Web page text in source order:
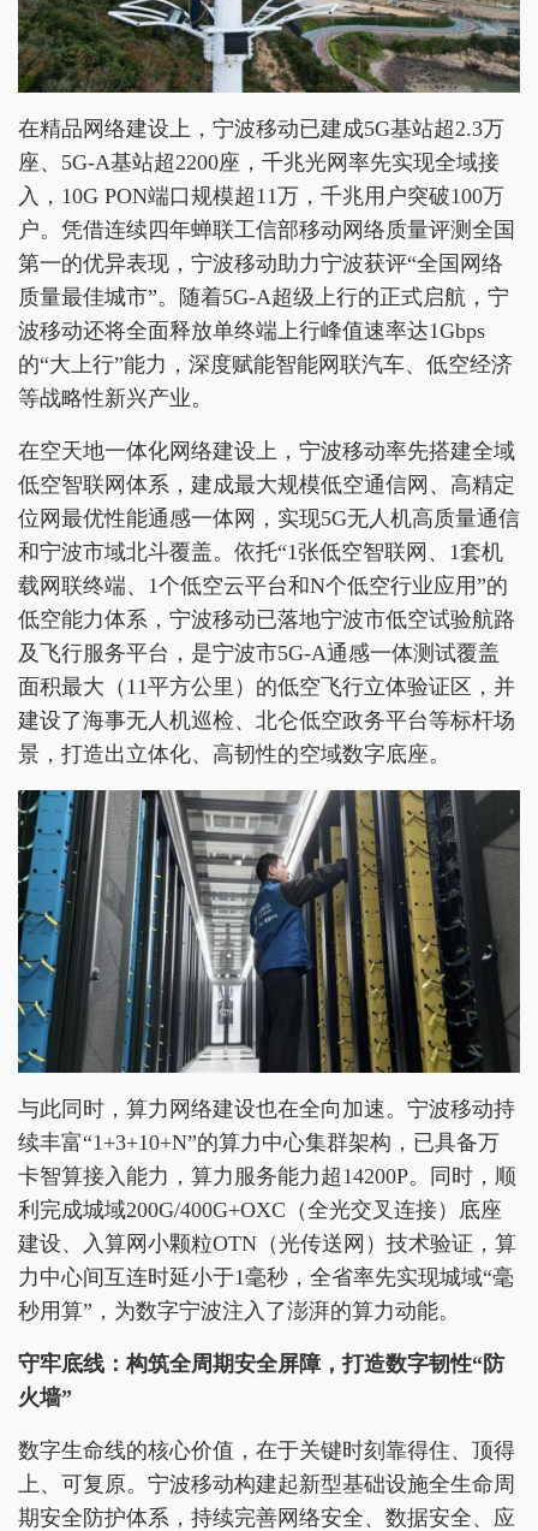
在精品网络建设上，宁波移动已建成5G基站超2.3万
座、5G-A基站超2200座，千兆光网率先实现全域接
入，10G PON端口规模超11万，千兆用户突破100万
户。凭借连续四年蝉联工信部移动网络质量评测全国
第一的优异表现，宁波移动助力宁波获评“全国网络
质量最佳城市”。随着5G-A超级上行的正式启航，宁
波移动还将全面释放单终端上行峰值速率达1Gbps
的“大上行”能力，深度赋能智能网联汽车、低空经济
等战略性新兴产业。
在空天地一体化网络建设上，宁波移动率先搭建全域
低空智联网体系，建成最大规模低空通信网、高精定
位网最优性能通感一体网，实现5G无人机高质量通信
和宁波市域北斗覆盖。依托“1张低空智联网、1套机
载网联终端、1个低空云平台和N个低空行业应用”的
低空能力体系，宁波移动已落地宁波市低空试验航路
及飞行服务平台，是宁波市5G-A通感一体测试覆盖
面积最大（11平方公里）的低空飞行立体验证区，并
建设了海事无人机巡检、北仑低空政务平台等标杆场
景，打造出立体化、高韧性的空域数字底座。
与此同时，算力网络建设也在全向加速。宁波移动持
续丰富“1+3+10+N”的算力中心集群架构，已具备万
卡智算接入能力，算力服务能力超14200P。同时，顺
利完成城域200G/400G+OXC（全光交叉连接）底座
建设、入算网小颗粒OTN（光传送网）技术验证，算
力中心间互连时延小于1毫秒，全省率先实现城域“毫
秒用算”，为数字宁波注入了澎湃的算力动能。
守牢底线：构筑全周期安全屏障，打造数字韧性“防
火墙”
数字生命线的核心价值，在于关键时刻靠得住、顶得
上、可复原。宁波移动构建起新型基础设施全生命周
期安全防护体系，持续完善网络安全、数据安全、应